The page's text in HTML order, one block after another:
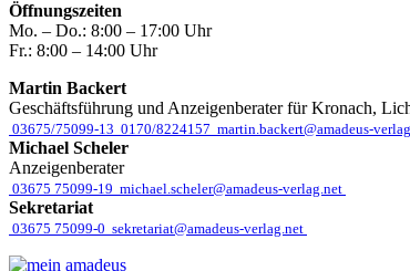
Öffnungszeiten
Mo. – Do.: 8:00 – 17:00 Uhr
Fr.: 8:00 – 14:00 Uhr
Martin Backert
Geschäftsführung und Anzeigenberater für Kronach,
03675/75099-13 0170/8224157 martin.backert@amadeus-
Michael Scheler
Anzeigenberater
03675 75099-19 michael.scheler@amadeus-verlag.net
Sekretariat
03675 75099-0 sekretariat@amadeus-verlag.net